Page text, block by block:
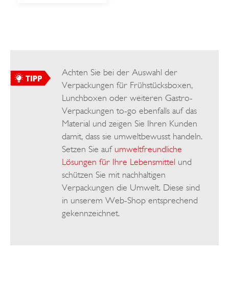
Achten Sie bei der Auswahl der
Verpackungen für Frühstücksboxen,
Lunchboxen oder weiteren Gastro-
Verpackungen to-go ebenfalls auf das
Material und zeigen Sie Ihren Kunden
damit, dass sie umweltbewusst handeln.
Setzen Sie auf umweltfreundliche
Lösungen für Ihre Lebensmittel und
schützen Sie mit nachhaltigen
Verpackungen die Umwelt. Diese sind
in unserem Web-Shop entsprechend
gekennzeichnet.